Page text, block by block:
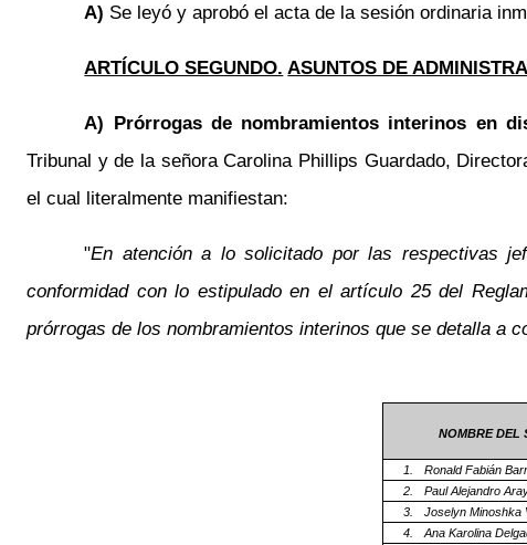
A) Se leyó y aprobó el acta de la sesión ordinaria
ARTÍCULO SEGUNDO. ASUNTOS DE
A) Prórrogas de nombramientos interinos en
Tribunal y de la señora Carolina Phillips Guardado,
el cual literalmente manifiestan:
"En atención a lo solicitado por las respectivas
conformidad con lo estipulado en el artículo 25 del
prórrogas de los nombramientos interinos que se detalla a
NOMBRE DEL
1.
Ronald Fabián
2.
Paul Alejandro
3.
Joselyn Minoshka
4.
Ana Karolina